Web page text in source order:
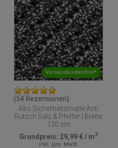
Versandkostenfrei*
(54 Rezensionen)
Ako Sicherheitsmatte Anti
Rutsch Salz & Pfeffer | Breite:
120 cm
Grundpreis: 29,99 €/ m2
inkl. ges. MwSt.